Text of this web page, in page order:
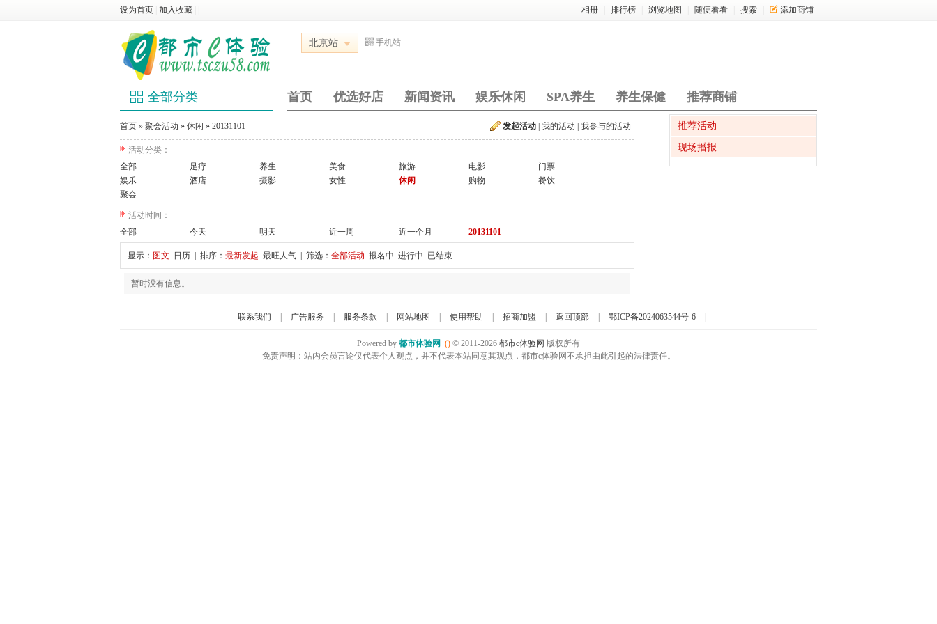
设为首页 加入收藏 相册 排行榜 浏览地图 随便看看 搜索 添加商铺
北京站 手机站
全部分类 首页 优选好店 新闻资讯 娱乐休闲 SPA养生 养生保健 推荐商铺
发起活动 我的活动 我参与的活动
首页 » 聚会活动 » 休闲 » 20131101
活动分类：
全部
足疗 养生 美食 旅游 电影
门票
娱乐
酒店 摄影 女性 休闲 购物
餐饮
聚会
活动时间：
全部
今天 明天 近一周 近一个月 20131101
显示： 图文 日历 | 排序： 最新发起 最旺人气 | 筛选： 全部活动 报名中 进行中 已结束
暂时没有信息。
推荐活动
现场播报
联系我们 广告服务 服务条款 网站地图 使用帮助 招商加盟 返回顶部 鄂ICP备2024063544号-6
Powered by 都市体验网 () © 2011-2026 都市c体验网 版权所有
免责声明：站内会员言论仅代表个人观点，并不代表本站同意其观点，都市c体验网不承担由此引起的法律责任。